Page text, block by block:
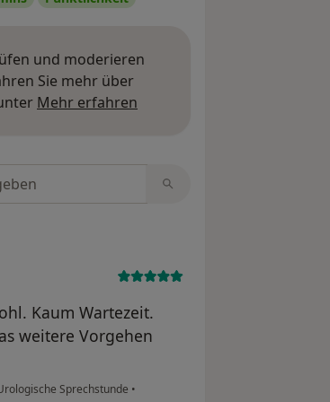
Tumormarker zum
bei Blut im Urin.
den Enddarm,
Nieren- und
und moderieren
Sie mehr über
Mehr erfahren
Kaum Wartezeit.
weitere Vorgehen
Sprechstunde •